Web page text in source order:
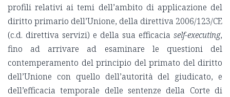
profili relativi ai temi dell’ambito di applicazione del
diritto primario dell’Unione, della direttiva 2006/123/CE
(c.d. direttiva servizi) e della sua efficacia self-executing,
fino ad arrivare ad esaminare le questioni del
contemperamento del principio del primato del diritto
dell’Unione con quello dell’autorità del giudicato, e
dell’efficacia temporale delle sentenze della Corte di